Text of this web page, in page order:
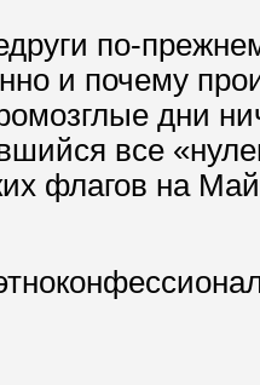
по-
и почему
дни
все
флагов на